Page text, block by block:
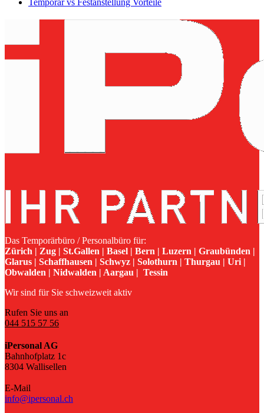
Temporär vs Festanstellung Vorteile
Das Temporärbüro / Personalbüro für:
Zürich | Zug | St.Gallen | Basel | Bern | Luzern | Graubünden |
Glarus | Schaffhausen | Schwyz | Solothurn | Thurgau | Uri |
Obwalden | Nidwalden | Aargau | Tessin
Wir sind für Sie schweizweit aktiv
Rufen Sie uns an
044 515 57 56
iPersonal AG
Bahnhofplatz 1c
8304 Wallisellen
E-Mail
info@ipersonal.ch